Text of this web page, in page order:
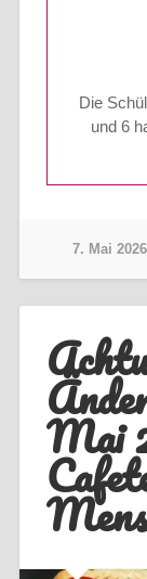
Die
und 6
7. Mai 2026
Mai